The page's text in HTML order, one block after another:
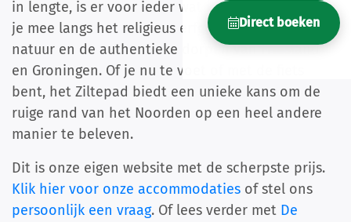
Direct boeken
in lengte, is er voor ieder wat wils. Dit pad neemt
je mee langs het religieus erfgoed, de ongerepte
natuur en de authentieke dorpen van Friesland
en Groningen. Of je nu te voet of met de fiets
bent, het Ziltepad biedt een unieke kans om de
ruige rand van het Noorden op een heel andere
manier te beleven.
Dit is onze eigen website met de scherpste prijs.
Klik hier voor onze accommodaties of stel ons
persoonlijk een vraag. Of lees verder met De